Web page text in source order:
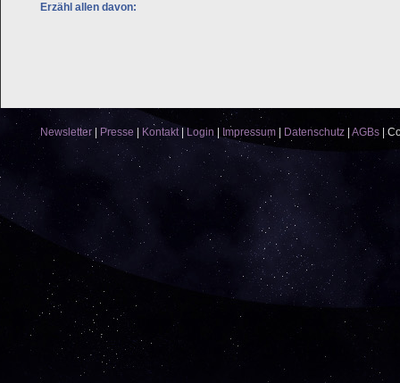
Erzähl allen davon:
Newsletter Presse Kontakt| Login Impressum | Datenschutz AGBs |